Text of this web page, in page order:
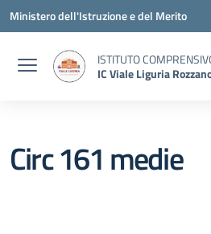
Vai ai contenuti
Vai al menu di navigazione
Vai al footer
Ministero dell'Istruzione e del Merito
ISTITUTO
IC Viale Liguria
Circ 161 medie